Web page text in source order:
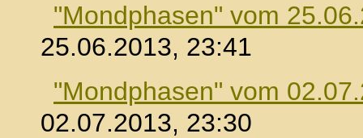
"Mondphasen" vom
25.06.2013, 23:41
"Mondphasen" vom
02.07.2013, 23:30